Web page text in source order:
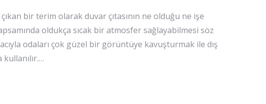
bir terim olarak duvar çıtasının ne olduğu ne işe
oldukça sıcak bir atmosfer sağlayabilmesi söz
odaları çok güzel bir görüntüye kavuşturmak ile dış